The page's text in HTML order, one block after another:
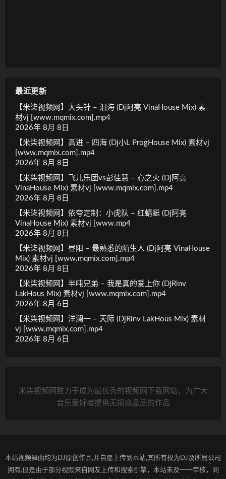
最近更新
【米柒视频网】大头针 – 泪海 (Dj阿亮 VinaHouse Mix) 素
材vj [www.mqmix.com].mp4
2026年 8月 8日
【米柒视频网】高进 – 四海 (Dj小L ProgHouse Mix) 素材vj
[www.mqmix.com].mp4
2026年 8月 8日
【米柒视频网】飞儿乐团vs彭佳慧 – 心之火 (Dj阿亮
VinaHouse Mix) 素材vj [www.mqmix.com].mp4
2026年 8月 8日
【米柒视频网】依夸定制：小虎队 – 红蜻蜓 (Dj阿亮
VinaHouse Mix) 素材vj [www.mp4
2026年 8月 8日
【米柒视频网】昼阳 – 最熟悉的陌生人 (Dj阿亮 VinaHouse
Mix) 素材vj [www.mqmix.com].mp4
2026年 8月 8日
【米柒视频网】半吨兄弟 – 我是真的爱上你 (DjRinv
LakHous Mix) 素材vj [www.mqmix.com].mp4
2026年 8月 6日
【米柒视频网】洋澜一 – 天际 (DjRinv LakHous Mix) 素材
vj [www.mqmix.com].mp4
2026年 8月 6日
米柒视频网致力于成为最优秀的视频网下载网站，为广大
音乐爱好者提供无损高品质的作品
本站视频舞曲均为DJ原创作品,并自愿上传到本站,其所有权为DJ及所属公司
拥有,但是由于部分视频来自网友上传和搜索引擎，本站未及一一审核，同